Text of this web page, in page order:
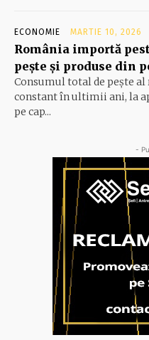
ECONOMIE MARTIE 10, 2026
România importă
peşte şi produse din
Consumul total de peşte
constant în ul­timii ani, la
pe cap...
-